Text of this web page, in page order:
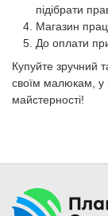
підібрати
Магазин
До оплати
Купуйте зручний
своїм малюкам, у
майстерності!